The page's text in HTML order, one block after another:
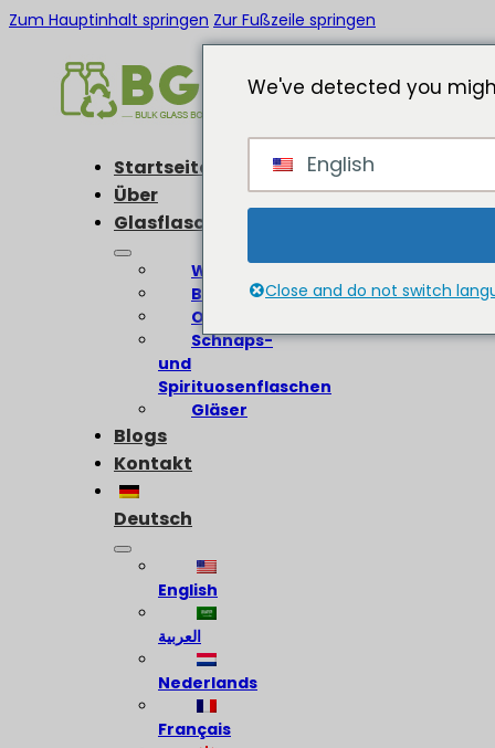
Zum Hauptinhalt springen Zur Fußzeile springen
Startseite
Über
Glasflaschen
Weinflaschen
Bierflaschen
Olivenölflaschen
Schnaps-
und
Spirituosenflaschen
Gläser
Blogs
Kontakt
Deutsch
English
العربية
Nederlands
Français
We've detected you
English
Close and do not switch